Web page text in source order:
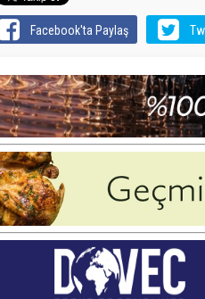
Facebook'ta Paylaş